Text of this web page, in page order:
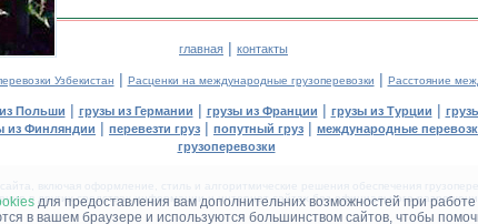
для предоставления вам дополнительних возможностей при
в вашем браузере и используются большинством сайтов, чтобы
главная | контакты
Узбекистан | Расценки на международные грузоперевозки | Расстояние
Польши | грузы из Германии | грузы из Франции | грузы из Турции |
из Финляндии | перевезти груз | попутный груз | международные
грузоперевозки
включая оформление, стиль и алгоритмические решения обеспечения
в других средствах информации и интернет-сайтах без официального